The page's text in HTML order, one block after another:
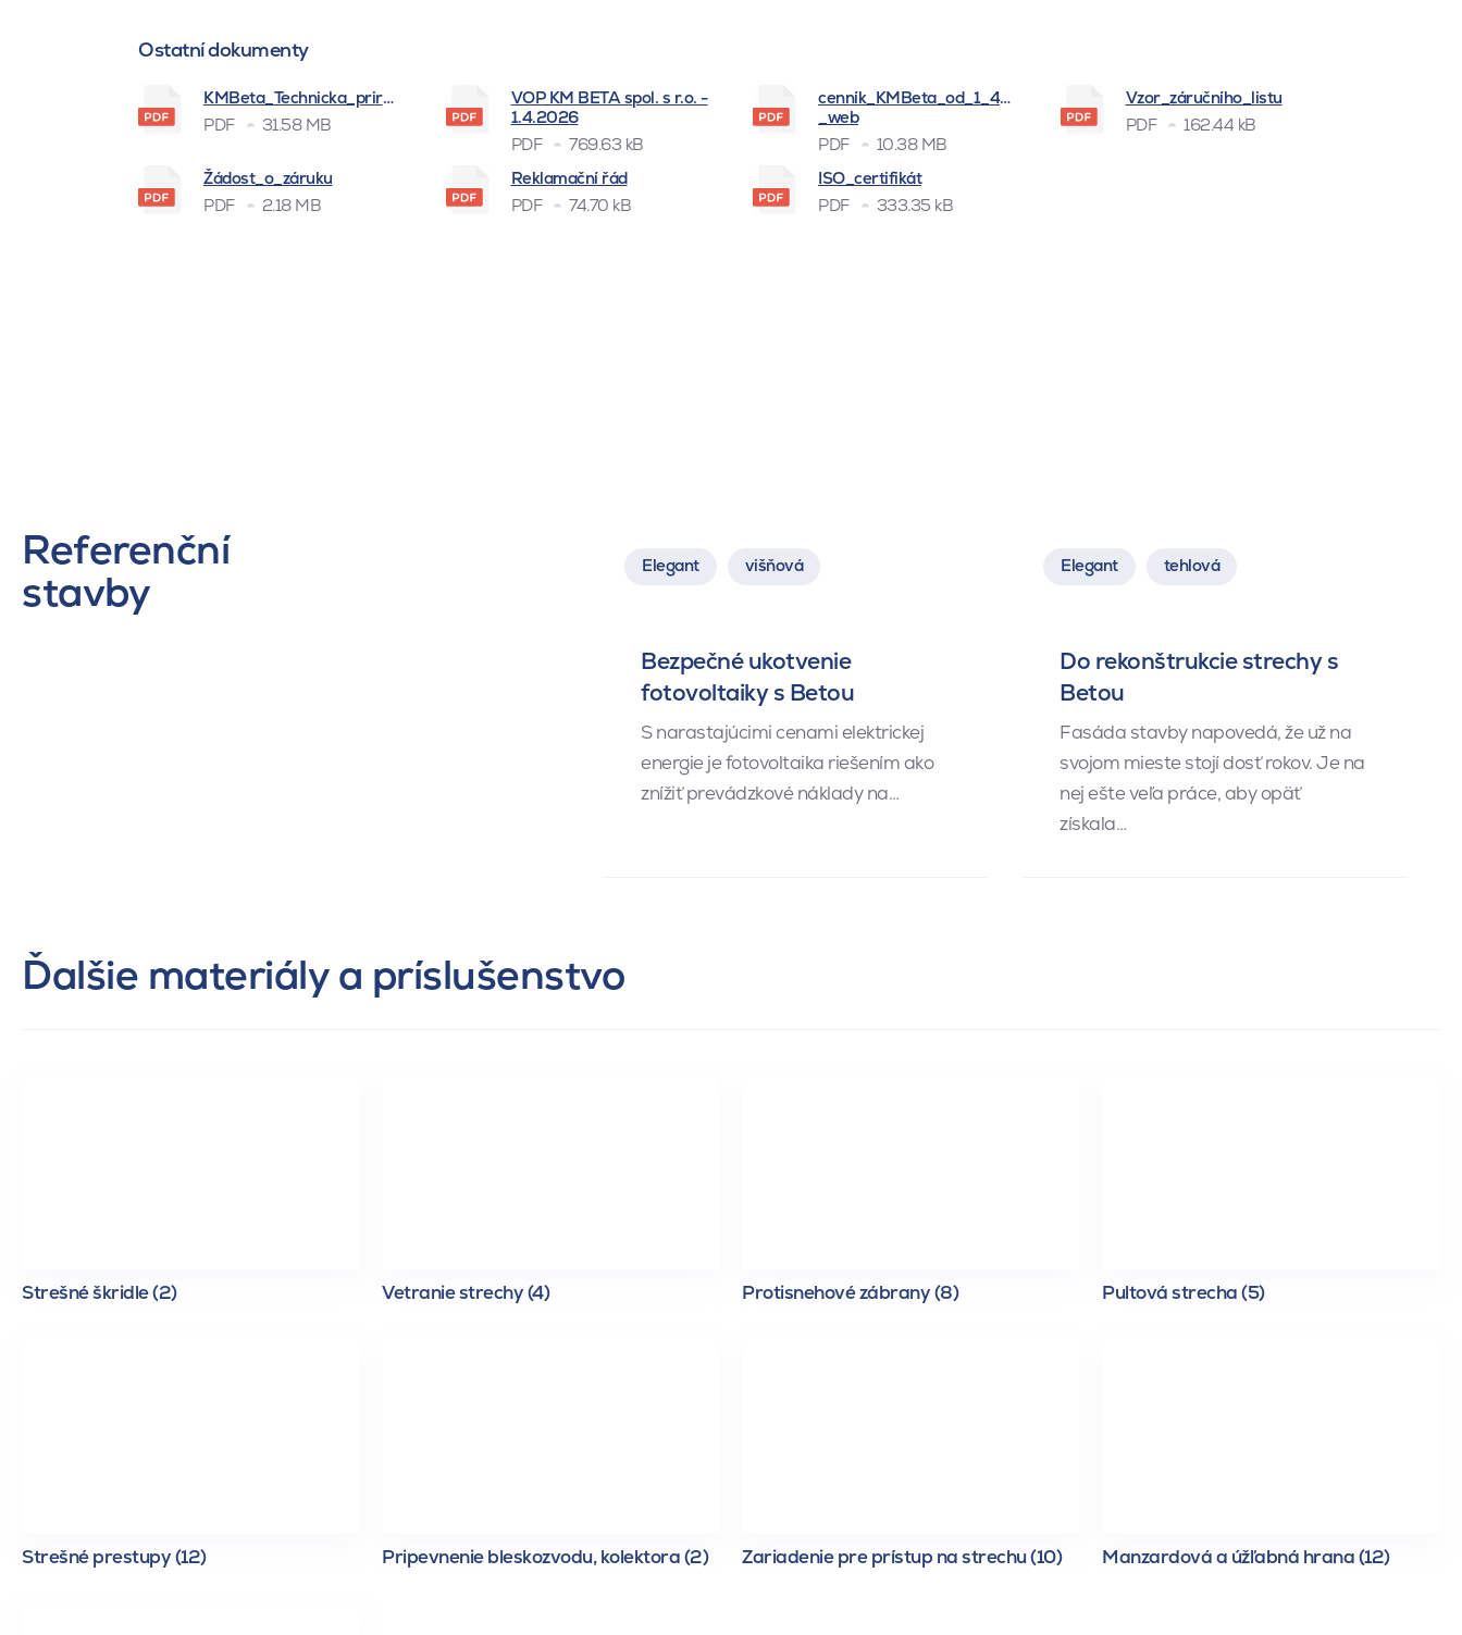
Ostatní dokumenty
KMBeta_Technicka_prirucka_BSK_
PDF
31.58 MB
VOP KM BETA spol. s r.o. -
1.4.2026
PDF
769.63 kB
cenník_KMBeta_od_1_4_2026
_web
PDF
10.38 MB
Vzor_záručního_listu
PDF
162.44 kB
Žádost_o_záruku
PDF
2.18 MB
Reklamační řád
PDF
74.70 kB
ISO_certifikát
PDF
333.35 kB
Referenční
stavby
Elegant višňová
Bezpečné ukotvenie
fotovoltaiky s Betou
S narastajúcimi cenami elektrickej
energie je fotovoltaika riešením ako
znížiť prevádzkové náklady na…
Elegant tehlová
Do rekonštrukcie strechy s
Betou
Fasáda stavby napovedá, že už na
svojom mieste stojí dosť rokov. Je na
nej ešte veľa práce, aby opäť
získala…
Ďalšie materiály a príslušenstvo
Strešné škridle (2) Vetranie strechy (4) Protisnehové zábrany (8) Pultová strecha (5)
Strešné prestupy (12) Pripevnenie bleskozvodu, kolektora (2) Zariadenie pre prístup na strechu (10) Manzardová a úžľabná hrana (12)